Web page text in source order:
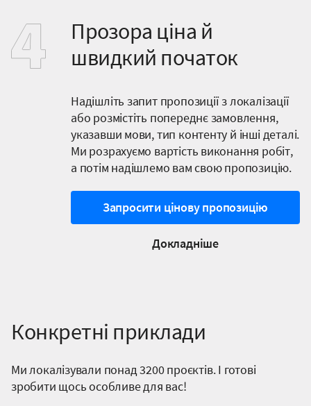
Прозора ціна й
швидкий початок
Надішліть запит пропозиції з локалізації
або розмістіть попереднє замовлення,
указавши мови, тип контенту й інші деталі.
Ми розрахуємо вартість виконання робіт,
а потім надішлемо вам свою пропозицію.
Запросити цінову пропозицію
Докладніше
Конкретні приклади
Ми локалізували понад 3200 проєктів. І готові
зробити щось особливе для вас!